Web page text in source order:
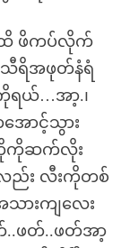
ထိ ဖိကပ်လိုက်
ရိအဖုတ်နံရံ
ယ်…အာ့.၊
ောင့်သွား
ကိုဆက်လိုး
ည်း လီးကိုတစ်
သားကျလေး
..ဖတ်..ဖတ်အာ့